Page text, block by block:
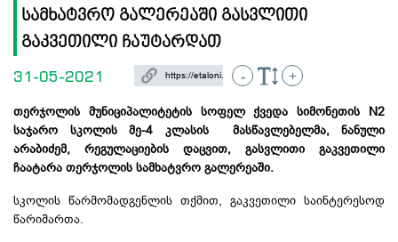
სამხატვრო გალერეაში გასვლითი
გაკვეთილი ჩაუტარდათ
31-05-2021 - +
თერჯოლის მუნიციპალიტეტის სოფელ ქვედა სიმონეთის N2
საჯარო სკოლის მე-4 კლასის მასწავლებელმა, ნანული
არაბიძემ, რეგულაციების დაცვით, გასვლითი გაკვეთილი
ჩაატარა თერჯოლის სამხატვრო გალერეაში.
სკოლის წარმომადგენლის თქმით, გაკვეთილი საინტერესოდ
წარიმართა.